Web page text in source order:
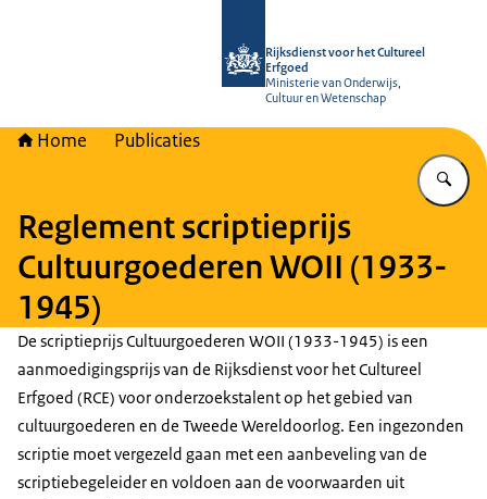
Rijksdienst voor het Cultureel
Erfgoed
Ministerie van Onderwijs,
Cultuur en Wetenschap
Home Publicaties
Reglement scriptieprijs
Cultuurgoederen WOII (1933-
1945)
De scriptieprijs Cultuurgoederen WOII (1933-1945) is een
aanmoedigingsprijs van de Rijksdienst voor het Cultureel
Erfgoed (RCE) voor onderzoekstalent op het gebied van
cultuurgoederen en de Tweede Wereldoorlog. Een ingezonden
scriptie moet vergezeld gaan met een aanbeveling van de
scriptiebegeleider en voldoen aan de voorwaarden uit